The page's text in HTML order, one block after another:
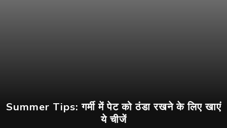
Summer Tips: गर्मी में पेट को ठंडा रखने के लिए खाएं
ये चीजें